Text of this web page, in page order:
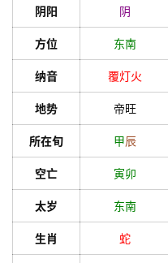
阴阳 阴
方位 东南
纳音 覆灯火
地势 帝旺
所在旬 甲辰
空亡 寅卯
太岁 东南
生肖 蛇